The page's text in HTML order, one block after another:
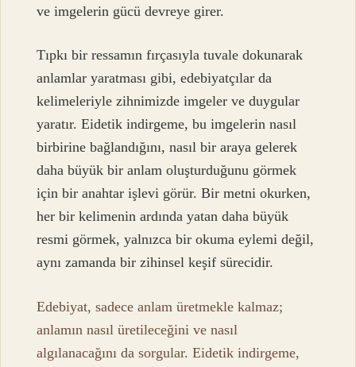
ve imgelerin gücü devreye girer.
Tıpkı bir ressamın fırçasıyla tuvale dokunarak
anlamlar yaratması gibi, edebiyatçılar da
kelimeleriyle zihnimizde imgeler ve duygular
yaratır. Eidetik indirgeme, bu imgelerin nasıl
birbirine bağlandığını, nasıl bir araya gelerek
daha büyük bir anlam oluşturduğunu görmek
için bir anahtar işlevi görür. Bir metni okurken,
her bir kelimenin ardında yatan daha büyük
resmi görmek, yalnızca bir okuma eylemi değil,
aynı zamanda bir zihinsel keşif sürecidir.
Edebiyat, sadece anlam üretmekle kalmaz;
anlamın nasıl üretileceğini ve nasıl
algılanacağını da sorgular. Eidetik indirgeme,